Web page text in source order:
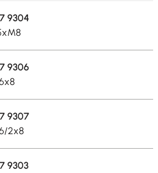
9304
9306
9307
2x8
9303